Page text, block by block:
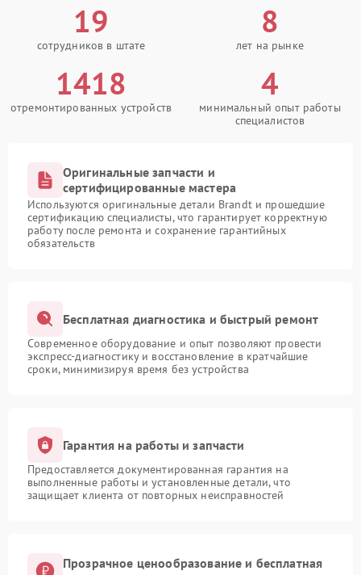
19
сотрудников в штате
8
лет на рынке
1418
отремонтированных устройств
4
минимальный опыт работы
специалистов
Оригинальные запчасти и
сертифицированные мастера
Используются оригинальные детали Brandt и прошедшие
сертификацию специалисты, что гарантирует корректную
работу после ремонта и сохранение гарантийных
обязательств
Бесплатная диагностика и быстрый ремонт
Современное оборудование и опыт позволяют провести
экспресс-диагностику и восстановление в кратчайшие
сроки, минимизируя время без устройства
Гарантия на работы и запчасти
Предоставляется документированная гарантия на
выполненные работы и установленные детали, что
защищает клиента от повторных неисправностей
Прозрачное ценообразование и бесплатная